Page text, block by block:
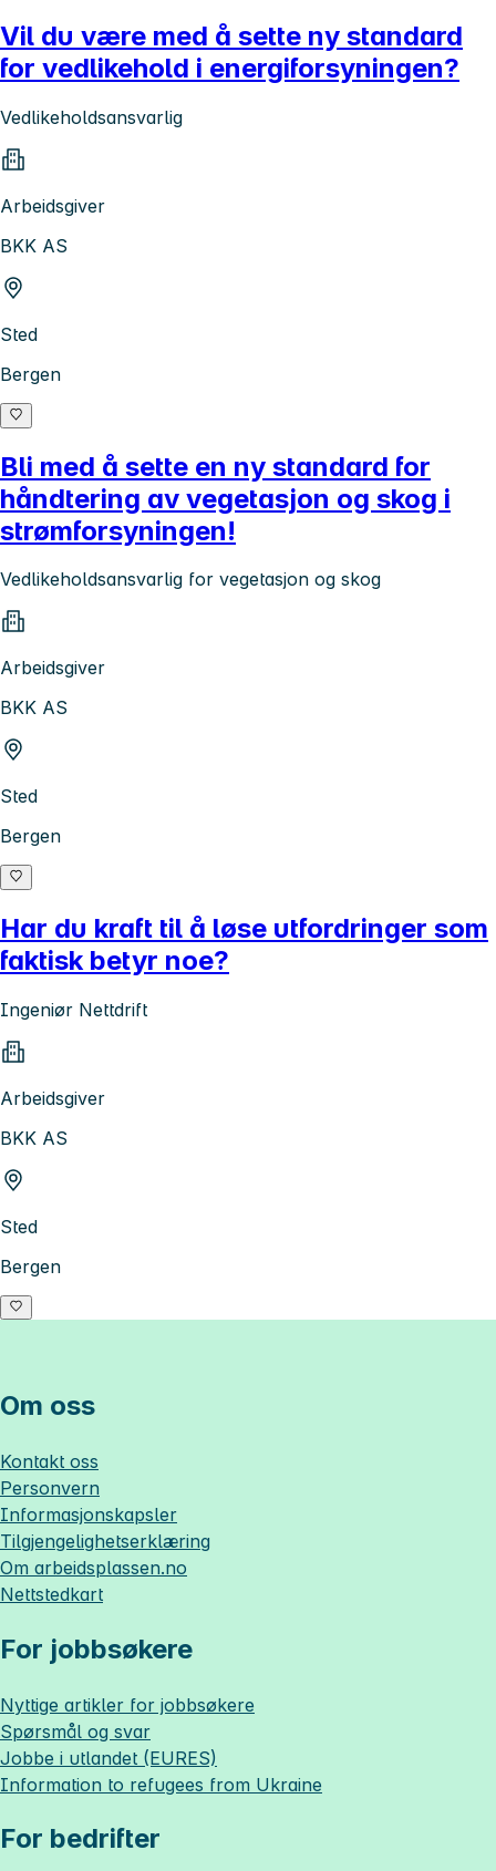
Vil du være med å sette ny standard
for vedlikehold i energiforsyningen?
Vedlikeholdsansvarlig
Arbeidsgiver
BKK AS
Sted
Bergen
Bli med å sette en ny standard for
håndtering av vegetasjon og skog i
strømforsyningen!
Vedlikeholdsansvarlig for vegetasjon og skog
Arbeidsgiver
BKK AS
Sted
Bergen
Har du kraft til å løse utfordringer som
faktisk betyr noe?
Ingeniør Nettdrift
Arbeidsgiver
BKK AS
Sted
Bergen
Om oss
Kontakt oss
Personvern
Informasjonskapsler
Tilgjengelighetserklæring
Om arbeidsplassen.no
Nettstedkart
For jobbsøkere
Nyttige artikler for jobbsøkere
Spørsmål og svar
Jobbe i utlandet (EURES)
Information to refugees from Ukraine
For bedrifter